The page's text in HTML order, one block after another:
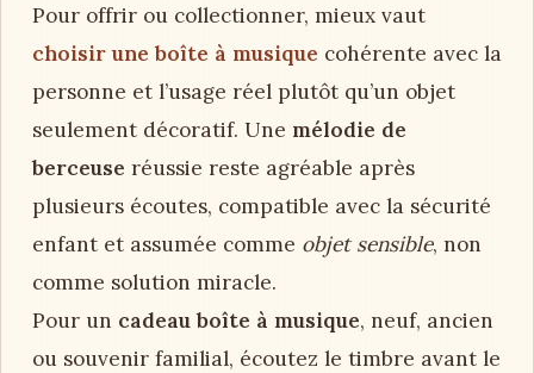
Pour offrir ou collectionner, mieux vaut
choisir une boîte à musique cohérente avec la
personne et l’usage réel plutôt qu’un objet
seulement décoratif. Une mélodie de
berceuse réussie reste agréable après
plusieurs écoutes, compatible avec la sécurité
enfant et assumée comme objet sensible, non
comme solution miracle.
Pour un cadeau boîte à musique, neuf, ancien
ou souvenir familial, écoutez le timbre avant le